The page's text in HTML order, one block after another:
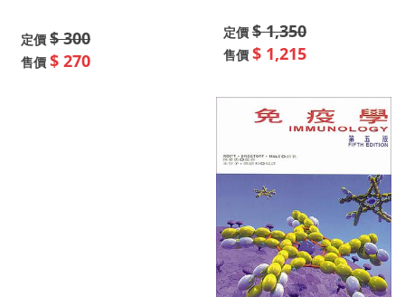
定價 $ 300
售價 $ 270
定價 $ 1,350
售價 $ 1,215